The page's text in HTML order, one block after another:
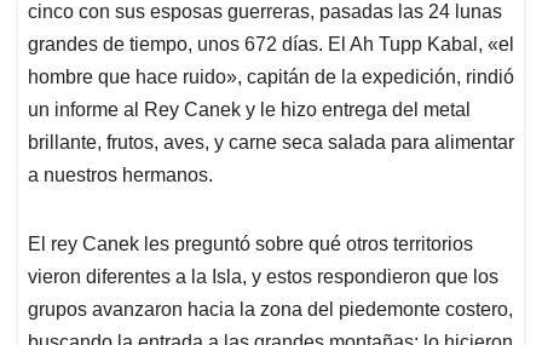
cinco con sus esposas guerreras, pasadas las 24 lunas
grandes de tiempo, unos 672 días. El Ah Tupp Kabal, «el
hombre que hace ruido», capitán de la expedición, rindió
un informe al Rey Canek y le hizo entrega del metal
brillante, frutos, aves, y carne seca salada para alimentar
a nuestros hermanos.
El rey Canek les preguntó sobre qué otros territorios
vieron diferentes a la Isla, y estos respondieron que los
grupos avanzaron hacia la zona del piedemonte costero,